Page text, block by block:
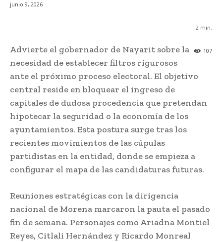
junio 9, 2026
2 min.
107
Advierte el gobernador de Nayarit sobre la
necesidad de establecer filtros rigurosos
ante el próximo proceso electoral. El objetivo
central reside en bloquear el ingreso de
capitales de dudosa procedencia que pretendan
hipotecar la seguridad o la economía de los
ayuntamientos. Esta postura surge tras los
recientes movimientos de las cúpulas
partidistas en la entidad, donde se empieza a
configurar el mapa de las candidaturas futuras.
Reuniones estratégicas con la dirigencia
nacional de Morena marcaron la pauta el pasado
fin de semana. Personajes como Ariadna Montiel
Reyes, Citlali Hernández y Ricardo Monreal